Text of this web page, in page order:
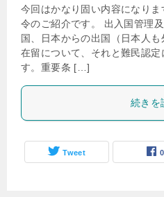
今回はかなり固い内容になり
令のご紹介です。 出入国管理
国、日本からの出国（日本人
在留について、それと難民認
す。重要条 […]
続きを
Tweet 0